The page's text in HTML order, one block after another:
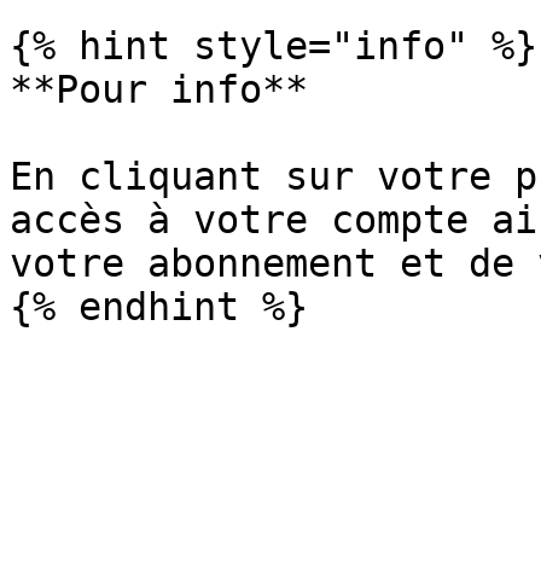
{% hint style="info" %}
**Pour info**
En cliquant sur votre
accès à votre compte
votre abonnement et